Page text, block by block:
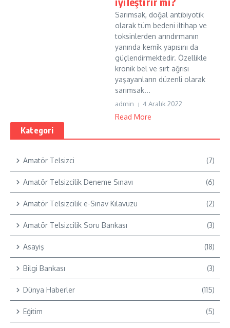
Sarımsak, doğal antibiyotik
olarak tüm bedeni iltihap ve
toksinlerden arındırmanın
yanında kemik yapısını da
güçlendirmektedir. Özellikle
kronik bel ve sırt ağrısı
yaşayanların düzenli olarak
sarımsak...
admin 4 Aralık 2022
Read More
Kategori
Amatör Telsizci (7)
Amatör Telsizcilik Deneme Sınavı (6)
Amatör Telsizcilik e-Sınav Kılavuzu (2)
Amatör Telsizcilik Soru Bankası (3)
Asayiş (18)
Bilgi Bankası (3)
Dünya Haberler (115)
Eğitim (5)